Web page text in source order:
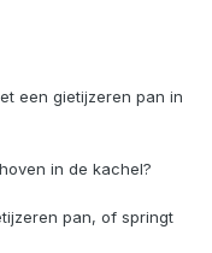
een gietijzeren pan in
in de kachel?
pan, of springt